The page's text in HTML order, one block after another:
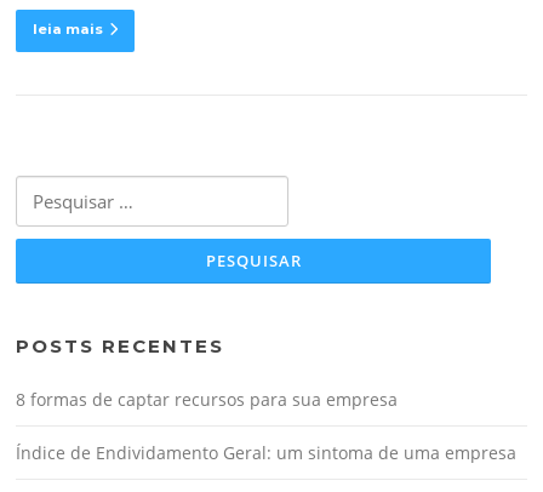
leia mais
por:
POSTS RECENTES
8 formas de captar recursos para sua empresa
Índice de Endividamento Geral: um sintoma de uma empresa